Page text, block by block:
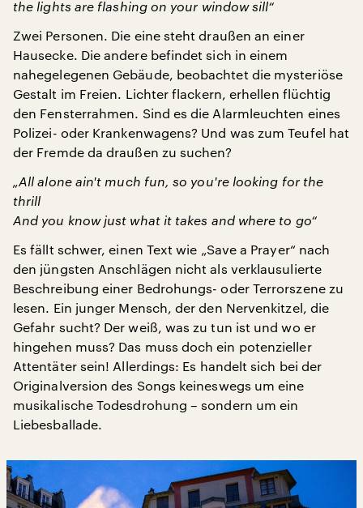
the lights are flashing on your window sill“
Zwei Personen. Die eine steht draußen an einer
Hausecke. Die andere befindet sich in einem
nahegelegenen Gebäude, beobachtet die mysteriöse
Gestalt im Freien. Lichter flackern, erhellen flüchtig
den Fensterrahmen. Sind es die Alarmleuchten eines
Polizei- oder Krankenwagens? Und was zum Teufel hat
der Fremde da draußen zu suchen?
„All alone ain't much fun, so you're looking for the
thrill
And you know just what it takes and where to go“
Es fällt schwer, einen Text wie „Save a Prayer“ nach
den jüngsten Anschlägen nicht als verklausulierte
Beschreibung einer Bedrohungs- oder Terrorszene zu
lesen. Ein junger Mensch, der den Nervenkitzel, die
Gefahr sucht? Der weiß, was zu tun ist und wo er
hingehen muss? Das muss doch ein potenzieller
Attentäter sein! Allerdings: Es handelt sich bei der
Originalversion des Songs keineswegs um eine
musikalische Todesdrohung – sondern um ein
Liebesballade.